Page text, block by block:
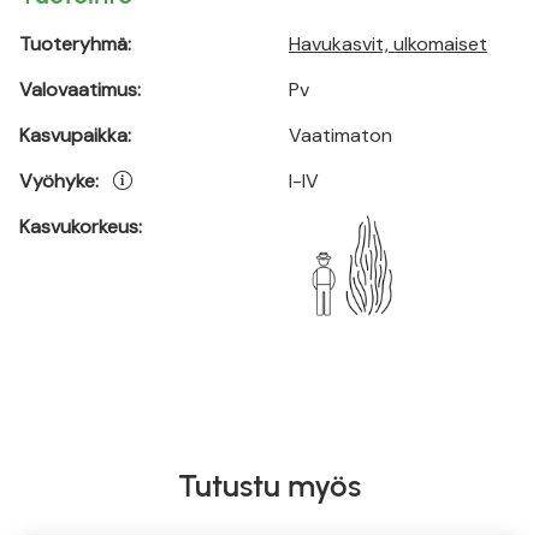
Tuoteryhmä:
Valovaatimus:
Kasvupaikka:
Vyöhyke:
Kasvukorkeus:
Havukasvit, ulkomaiset
Pv
Vaatimaton
I-IV
Tutustu myös